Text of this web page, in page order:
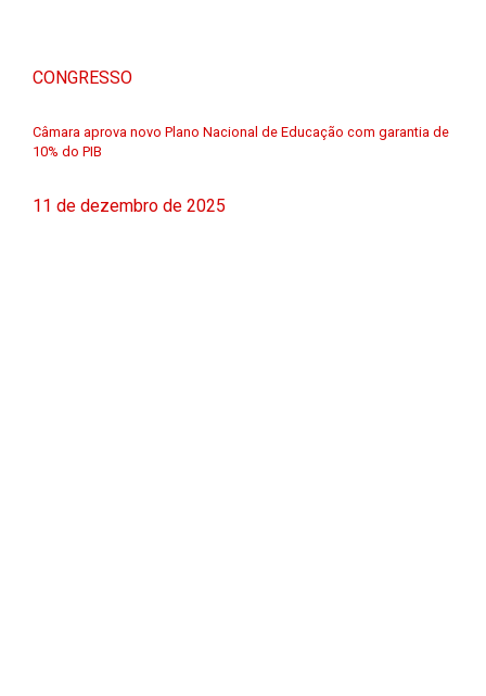
CONGRESSO
Câmara aprova novo Plano Nacional de Educação com garantia de
10% do PIB
11 de dezembro de 2025